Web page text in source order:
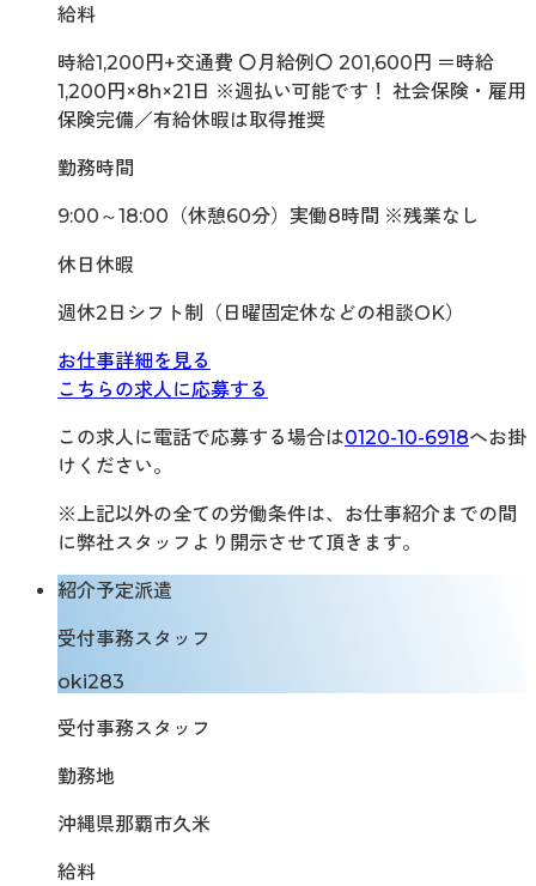
給料
時給1,200円+交通費 〇月給例〇 201,600円 ＝時給
1,200円×8h×21日 ※週払い可能です！ 社会保険・雇用
保険完備／有給休暇は取得推奨
勤務時間
9:00～18:00（休憩60分）実働8時間 ※残業なし
休日休暇
週休2日シフト制（日曜固定休などの相談OK）
お仕事詳細を見る
こちらの求人に応募する
この求人に電話で応募する場合は0120-10-6918へお掛
けください。
※上記以外の全ての労働条件は、お仕事紹介までの間
に弊社スタッフより開示させて頂きます。
紹介予定派遣
受付事務スタッフ
oki283
受付事務スタッフ
勤務地
沖縄県那覇市久米
給料